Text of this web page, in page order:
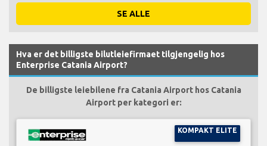
SE ALLE
Hva er det billigste bilutleiefirmaet tilgjengelig hos
Enterprise Catania Airport?
De billigste leiebilene fra Catania Airport hos Catania
Airport per kategori er:
KOMPAKT ELITE